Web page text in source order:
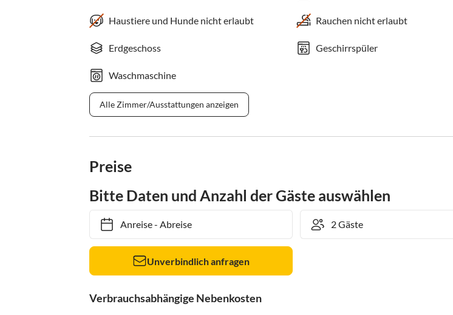
Haustiere und Hunde nicht erlaubt Rauchen nicht erlaubt
Erdgeschoss Geschirrspüler
Waschmaschine
Alle Zimmer/Ausstattungen anzeigen
Preise
Bitte Daten und Anzahl der Gäste auswählen
Anreise- Abreise
Unverbindlich anfragen
Verbrauchsabhängige Nebenkosten